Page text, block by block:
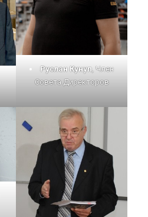
Руслан Кунуп, Член
Совета Директоров